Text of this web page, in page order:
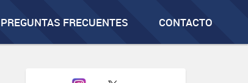
PREGUNTAS FRECUENTES CONTACTO